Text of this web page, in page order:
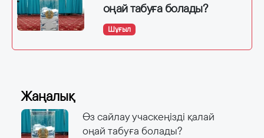
оңай табуға болады?
Шұғыл
Жаңалық
Өз сайлау учаскеңізді қалай
оңай табуға болады?